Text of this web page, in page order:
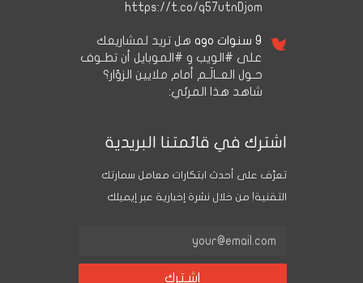
https://t.co/q57utnDjom
9 سنوات ago
هل تريد لمشاريعك
على #الويب و #الموبايل أن تطـوف
حـول العــالَـم أمام ملايين الزوّار؟
شاهد هذا المرئي:
اشترك في قائمتنا البريدية
تعرَّف على أحدث ابتكارات معامل سمارتك
التقنية! من خلال نشرة إخبارية عبر إيميلك